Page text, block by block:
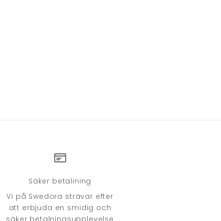
Säker betalining
Vi på Swedora strävar efter
att erbjuda en smidig och
säker betalningsupplevelse